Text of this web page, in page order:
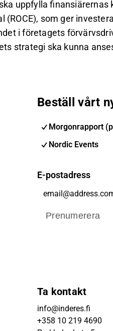
uppfylla finansiärernas
(ROCE), som ger
i företagets
strategi ska kunna
Beställ vårt
Morgonrapport
Nordic Events
E-postadress
Prenumerera
Ta kontakt
info@inderes.fi
+358 10 219 4690